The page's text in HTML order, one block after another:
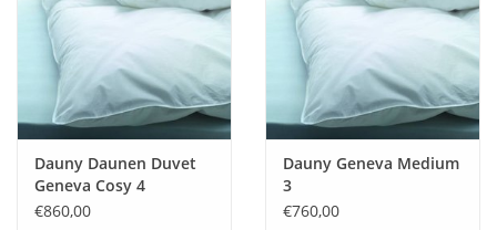
Dauny Daunen Duvet
Geneva Cosy 4
€860,00
Dauny Geneva Medium
3
€760,00